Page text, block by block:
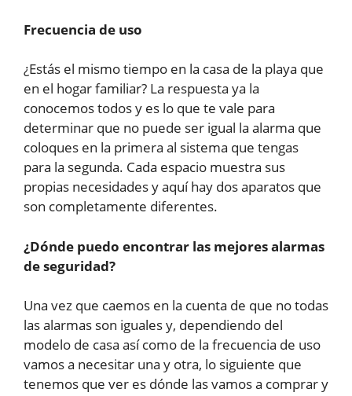
Frecuencia de uso
¿Estás el mismo tiempo en la casa de la playa que
en el hogar familiar? La respuesta ya la
conocemos todos y es lo que te vale para
determinar que no puede ser igual la alarma que
coloques en la primera al sistema que tengas
para la segunda. Cada espacio muestra sus
propias necesidades y aquí hay dos aparatos que
son completamente diferentes.
¿Dónde puedo encontrar las mejores alarmas
de seguridad?
Una vez que caemos en la cuenta de que no todas
las alarmas son iguales y, dependiendo del
modelo de casa así como de la frecuencia de uso
vamos a necesitar una y otra, lo siguiente que
tenemos que ver es dónde las vamos a comprar y